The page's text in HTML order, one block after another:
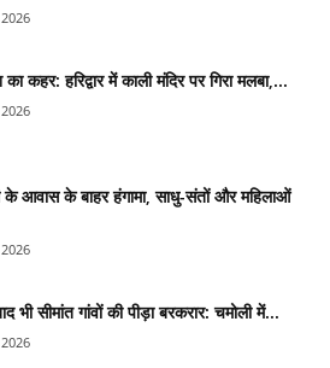
का कहर: हरिद्वार में काली मंदिर पर गिरा मलबा,...
के आवास के बाहर हंगामा, साधु-संतों और महिलाओं
भी सीमांत गांवों की पीड़ा बरकरार: चमोली में...